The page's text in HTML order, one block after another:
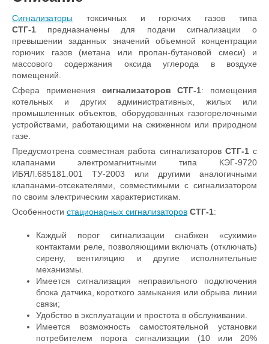
Сигнализаторы токсичных и горючих газов типа
СТГ-1 предназначены для подачи сигнализации о
превышении заданных значений объемной концентрации
горючих газов (метана или пропан-бутановой смеси) и
массового содержания оксида углерода в воздухе
помещений.
Сфера применения сигнализаторов СТГ-1: помещения
котельных и других административных, жилых или
промышленных объектов, оборудованных газогорелочными
устройствами, работающими на сжиженном или природном
газе.
Предусмотрена совместная работа сигнализаторов СТГ-1с
клапанами электромагнитными типа КЭГ-9720
ИБЯЛ.685181.001 ТУ-2003 или другими аналогичными
клапанами-отсекателями, совместимыми с сигнализатором
по своим электрическим характеристикам.
Особенности стационарных сигнализаторов СТГ-1:
Каждый порог сигнализации снабжен «сухими»
контактами реле, позволяющими включать (отключать)
сирену, вентиляцию и другие исполнительные
механизмы.
Имеется сигнализация неправильного подключения
блока датчика, короткого замыкания или обрыва линии
связи;
Удобство в эксплуатации и простота в обслуживании.
Имеется возможность самостоятельной установки
потребителем порога сигнализации (10 или 20%